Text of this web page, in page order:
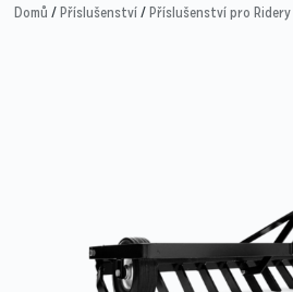
Domů /Příslušenství/Příslušenství pro Ridery